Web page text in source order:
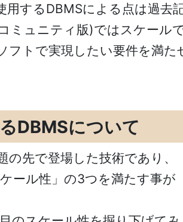
用するDBMSによる点は過去
コミュニティ版)ではスケール
トで実現したい要件を満た
DBMSについて
の先で登場した技術であり、
ール性」の3つを満たす事が